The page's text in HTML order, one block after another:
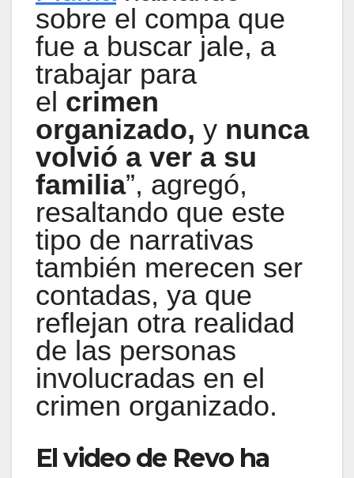
sobre el compa que
fue a buscar jale, a
trabajar para
el crimen
organizado, y nunca
volvió a ver a su
familia”, agregó,
resaltando que este
tipo de narrativas
también merecen ser
contadas, ya que
reflejan otra realidad
de las personas
involucradas en el
crimen organizado.
El video de Revo ha